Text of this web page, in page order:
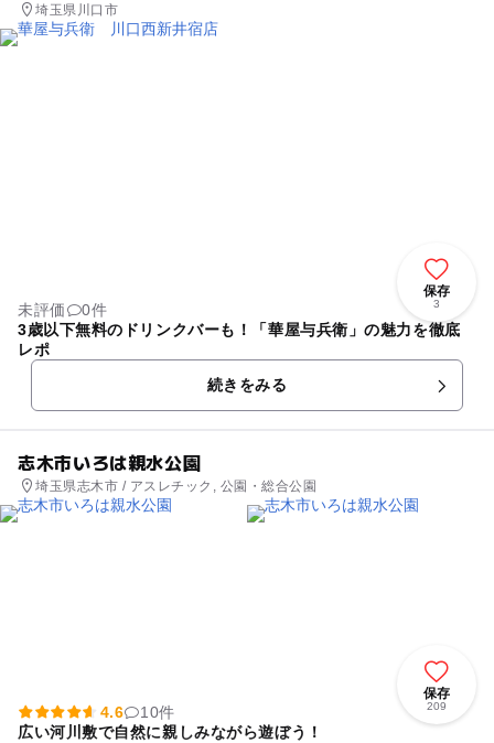
埼玉県川口市
保存
3
未評価
0件
3歳以下無料のドリンクバーも！「華屋与兵衛」の魅力を徹底
レポ
続きをみる
志木市いろは親水公園
埼玉県志木市 / アスレチック, 公園・総合公園
保存
209
4.6
10件
広い河川敷で自然に親しみながら遊ぼう！